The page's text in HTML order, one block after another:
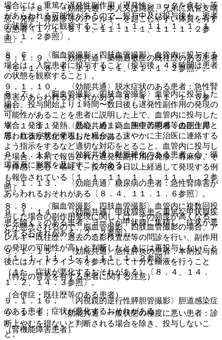
９．１．８． 〈効能共通〉本人又は両親、兄弟に気管支喘
息、発疹、蕁麻疹等のアレルギーを起こしやすい体質を有す
る患者〔１．１、８．１、１１．１．１、１１．１．２参
照〕。
９．１．９． 〈効能共通〉薬物過敏症の既往歴のある患者
〔１．１、８．１、１１．１．１、１１．１．２参照〕。
９．１．１０． 〈効能共通〉脱水症状のある患者：急性腎
障害があらわれるおそれがある〔８．４、１１．１．６参
照〕。
９．１．１１． 〈効能共通〉高血圧症の患者：血圧上昇
等、症状が悪化するおそれがある。
９．１．１２． 〈効能共通〉動脈硬化のある患者：心・循
環器系に影響を及ぼすことがある。
９．１．１３． 〈効能共通〉糖尿病の患者：急性腎障害が
あらわれるおそれがある〔８．４、１１．１．６参照〕。
９．１．１４． 〈効能共通〉甲状腺疾患＜重篤な甲状腺疾
患を除く＞のある患者：ヨードが甲状腺に集積し、症状が悪
化するおそれがある〔２．２参照〕。
９．１．１５． 〈効能共通〉急性膵炎の患者：本剤投与前
後にはガイドライン等を参考にして十分な輸液を行うこと
（また、症状が悪化するおそれがある）〔８．４、１４．
１．２、１４．３参照〕。
９．１．１６． 〈内視鏡的逆行性膵胆管撮影〉胆道感染症
のある患者：症状が悪化するおそれがある。
（腎機能障害患者）
場合には、重篤な遅発性副作用（遅発性ショックを含む）等
があらわれる可能性があるので、投与中及び投与後も、患者
の状態を十分に観察すること〔１．１、１１．１．１、１
１．１．２参照〕。
８．６． 〈脳血管撮影、四肢血管撮影〉血管内に投与する
場合は、入院患者に投与すること（投与後、４８時間は患者
の状態を観察すること）。
８．７． 〈脳血管撮影、四肢血管撮影〉血管内に投与した
場合、投与開始より１時間〜数日後も遅発性副作用の発現の
可能性があることを患者に説明した上で、血管内に投与した
場合、発疹、発熱、悪心、めまい、胸中苦悶感等の副作用と
思われる症状が発現した場合は、速やかに主治医に連絡する
よう指示をするなど適切な対応をとること。血管内に投与し
た場合、本剤で報告された遅発性副作用は発疹、蕁麻疹、そ
う痒感、悪心・嘔吐で、投与後３日以上経過して発現する例
も報告されている〔１．１、１１．１．１、１１．１．２参
照〕。
８．８． 〈脳血管撮影、四肢血管撮影〉血管内に複数回投
与した場合の副作用発現に関しては、その頻度が高くなるこ
とが懸念されるので、脳血管撮影、四肢血管撮影の場合、ア
レルギー既往歴、過去の造影検査歴等の問診を行い、副作用
の発現の可能性が高いと判断したときには再投与しないこと
〔１．１、１１．１．１、１１．１．２参照〕。
（特定の背景を有する患者に関する注意）
（合併症・既往歴等のある患者）
９．１．１． 〈効能共通〉一般状態の極度に悪い患者：診
断上やむを得ないと判断される場合を除き、投与しないこ
と。